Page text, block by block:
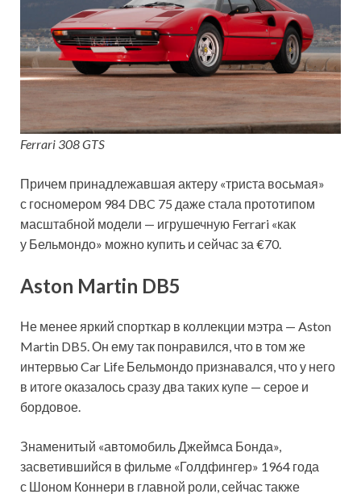
Ferrari 308 GTS
Причем принадлежавшая актеру «триста восьмая»
с госномером 984 DBC 75 даже стала прототипом
масштабной модели — игрушечную Ferrari «как
у Бельмондо» можно купить и сейчас за €70.
Aston Martin DB5
Не менее яркий спорткар в коллекции мэтра — Aston
Martin DB5. Он ему так понравился, что в том же
интервью Car Life Бельмондо признавался, что у него
в итоге оказалось сразу два таких купе — серое и
бордовое.
Знаменитый «автомобиль Джеймса Бонда»,
засветившийся в фильме «Голдфингер» 1964 года
с Шоном Коннери в главной роли, сейчас также